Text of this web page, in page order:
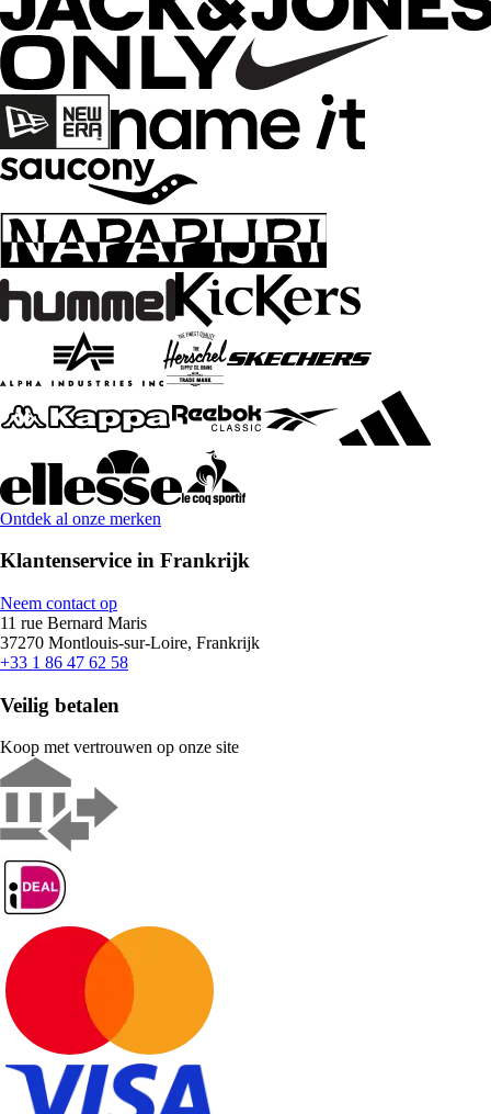
Ontdek al onze merken
Klantenservice in Frankrijk
Neem contact op
11 rue Bernard Maris
37270 Montlouis-sur-Loire, Frankrijk
+33 1 86 47 62 58
Veilig betalen
Koop met vertrouwen op onze site